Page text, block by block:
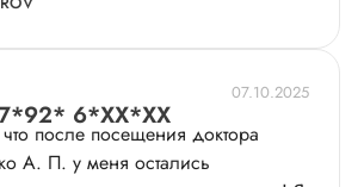
возникали. Сам визит начался
без задержек, и уделённого
более чем достаточно: врач
и не отвлекался в течение
вернуться к нему снова,
операцию. Думаю, что мог бы
07.10.2025
6*XX*XX
после посещения доктора
А. П. у меня остались